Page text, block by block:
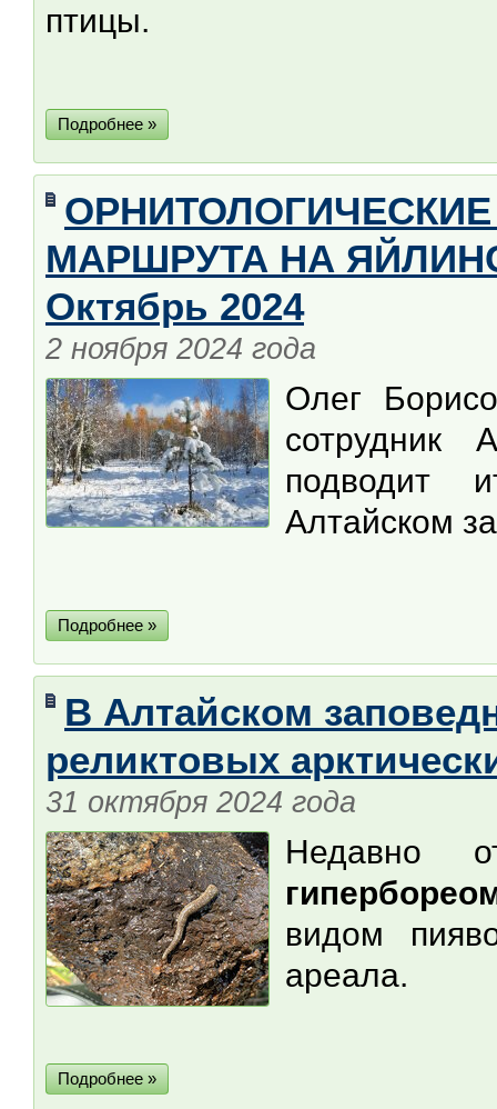
птицы.
Подробнее »
МАРШРУТА НА
Октябрь 2024
2 ноября 2024 года
Олег
сотрудник
подводит
Алтайском
Подробнее »
В Алтайском
реликтовых
31 октября 2024 года
Недавно
видом
ареала.
Подробнее »